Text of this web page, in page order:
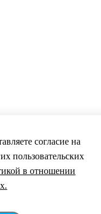
данных
„Зодчество
согласие на
пользовательских
в отношении